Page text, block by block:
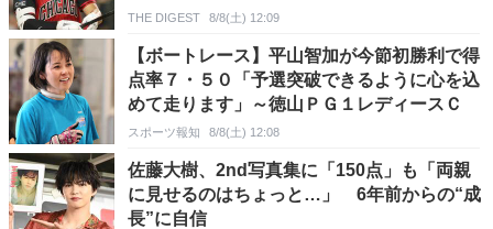
THE DIGEST 8/8(土) 12:09
【ボートレース】平山智加が今節初勝利で得
点率７・５０「予選突破できるように心を込
めて走ります」～徳山ＰＧ１レディースＣ
スポーツ報知 8/8(土) 12:08
佐藤大樹、2nd写真集に「150点」も「両親
に見せるのはちょっと…」 6年前からの“成
長”に自信